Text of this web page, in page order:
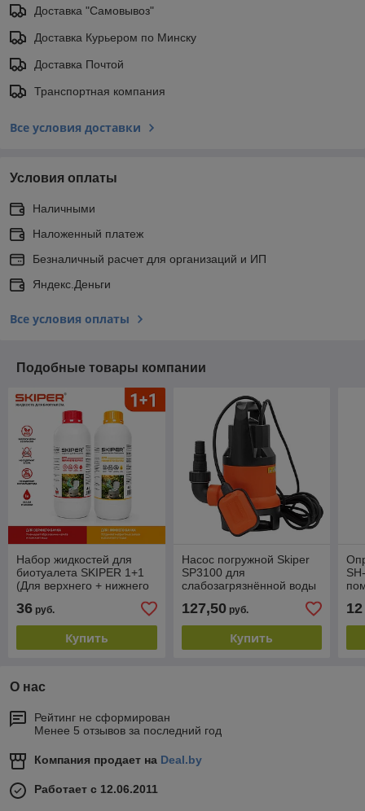
Доставка "Самовывоз"
Доставка Курьером по Минску
Доставка Почтой
Транспортная компания
Все условия доставки
Условия оплаты
Наличными
Наложенный платеж
Безналичный расчет для организаций и ИП
Яндекс.Деньги
Все условия оплаты
Подобные товары компании
Набор жидкостей для
биотуалета SKIPER 1+1
(Для верхнего + нижнего
36 руб.
Купить
Насос погружной Skiper
SP3100 для
слабозагрязнённой воды
(550 Вт, 8500л/ч, напор 7
м, 1" или 1 1/2")
127,50руб.
Купить
12
О нас
Рейтинг не сформирован
Менее 5 отзывов за последний год
Компания продает на Deal.by
Работает с 12.06.2011